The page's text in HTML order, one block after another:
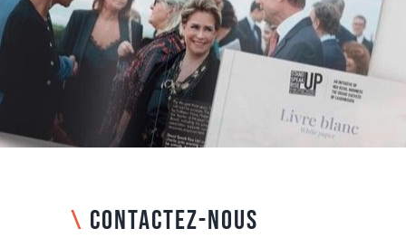
\ CONTACTEZ-NOUS